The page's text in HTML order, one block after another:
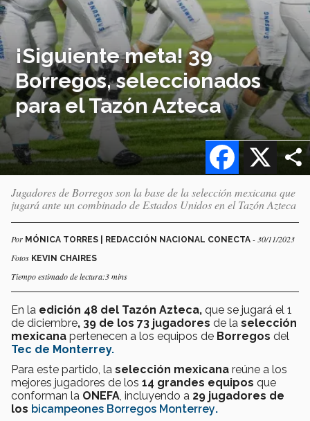
¡Siguiente meta! 39
Borregos, seleccionados
para el Tazón Azteca
X
Facebook
Jugadores de Borregos son la base de la selección mexicana que
jugará ante un combinado de Estados Unidos en el Tazón Azteca
Por MÓNICA TORRES | REDACCIÓN NACIONAL CONECTA - 30/11/2023
Fotos KEVIN CHAIRES
Tiempo estimado de lectura:3 mins
En la edición 48 del Tazón Azteca, que se jugará el 1
de diciembre, 39 de los 73 jugadores de la selección
mexicana pertenecen a los equipos de Borregos del
Tec de Monterrey.
Para este partido, la selección mexicana reúne a los
mejores jugadores de los 14 grandes equipos que
conforman la ONEFA , incluyendo a 29 jugadores de
los bicampeones Borregos Monterrey.